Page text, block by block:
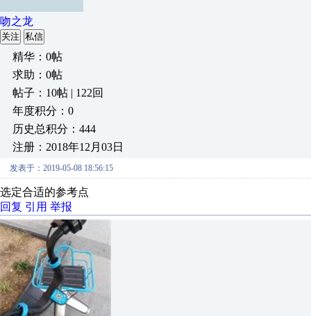
吻之龙
关注 私信
精华：0帖
求助：0帖
帖子：10帖 | 122回
年度积分：0
历史总积分：444
注册：2018年12月03日
发表于：2019-05-08 18:56:15
选定合适的参考点
回复 引用 举报